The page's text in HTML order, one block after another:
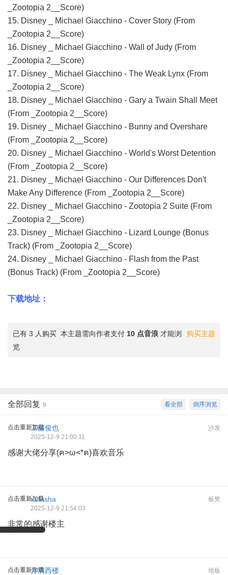
_Zootopia 2__Score)
15. Disney _ Michael Giacchino - Cover Story (From
_Zootopia 2__Score)
16. Disney _ Michael Giacchino - Wall of Judy (From
_Zootopia 2__Score)
17. Disney _ Michael Giacchino - The Weak Lynx (From
_Zootopia 2__Score)
18. Disney _ Michael Giacchino - Gary a Twain Shall Meet
(From _Zootopia 2__Score)
19. Disney _ Michael Giacchino - Bunny and Overshare
(From _Zootopia 2__Score)
20. Disney _ Michael Giacchino - World's Worst Detention
(From _Zootopia 2__Score)
21. Disney _ Michael Giacchino - Our Differences Don't
Make Any Difference (From _Zootopia 2__Score)
22. Disney _ Michael Giacchino - Zootopia 2 Suite (From
_Zootopia 2__Score)
23. Disney _ Michael Giacchino - Lizard Lounge (Bonus
Track) (From _Zootopia 2__Score)
24. Disney _ Michael Giacchino - Flash from the Past
(Bonus Track) (From _Zootopia 2__Score)
下载地址：
购买主题
已有 3 人购买 本主题需向作者支付 10 点音浪 才能浏
览
倒序浏览
看全部
全部回复 9
点击重新加载 沙发
工藤俊也
2025-12-9 21:00:11
感谢大佬分享(ฅ>ω<*ฅ)喜欢音乐
点击重新加载 板凳
xufasha
2025-12-9 21:54:03
非常的感谢楼主
点击重新加载 地板
月满西楼